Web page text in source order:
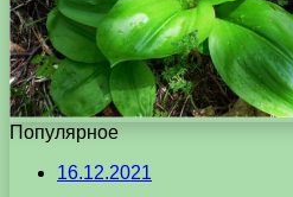
Популярное
16.12.2021